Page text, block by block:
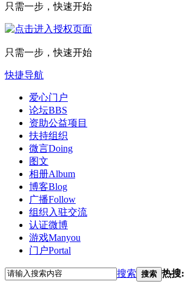
只需一步，快速开始
只需一步，快速开始
快捷导航
爱心门户
论坛BBS
资助公益项目
扶持组织
微言Doing
图文
相册Album
博客Blog
广播Follow
组织入驻交流
认证微博
游戏Manyou
门户Portal
搜索 搜索 热搜: